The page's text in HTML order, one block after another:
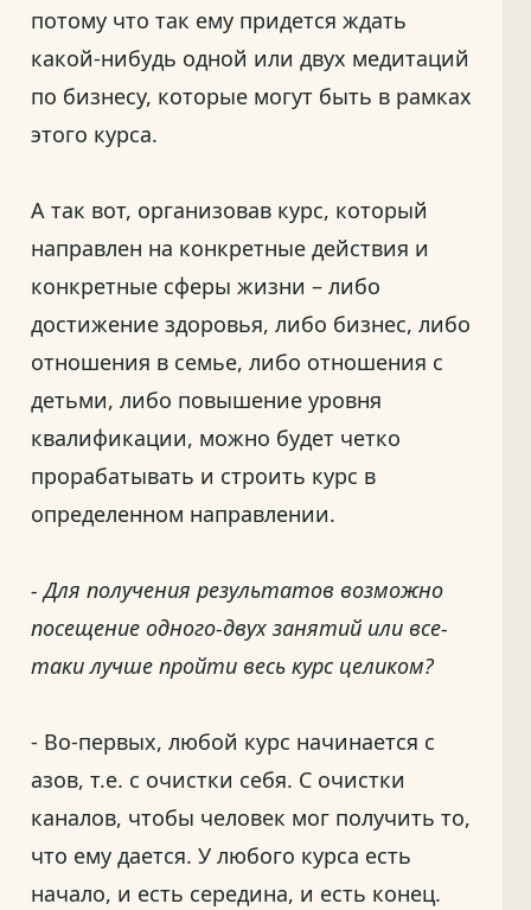
потому что так ему придется ждать
какой-нибудь одной или двух медитаций
по бизнесу, которые могут быть в рамках
этого курса.
А так вот, организовав курс, который
направлен на конкретные действия и
конкретные сферы жизни – либо
достижение здоровья, либо бизнес, либо
отношения в семье, либо отношения с
детьми, либо повышение уровня
квалификации, можно будет четко
прорабатывать и строить курс в
определенном направлении.
- Для получения результатов возможно
посещение одного-двух занятий или все-
таки лучше пройти весь курс целиком?
- Во-первых, любой курс начинается с
азов, т.е. с очистки себя. С очистки
каналов, чтобы человек мог получить то,
что ему дается. У любого курса есть
начало, и есть середина, и есть конец.